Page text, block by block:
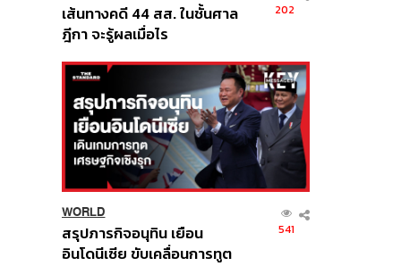
เส้นทางคดี 44 สส. ในชั้นศาล
ฎีกา จะรู้ผลเมื่อไร
202
WORLD
สรุปภารกิจอนุทิน เยือน
อินโดนีเซีย ขับเคลื่อนการทูต
541